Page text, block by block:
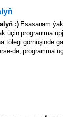
:) Esasanam
üçin programma
tölegi görnüşinde
de, programma